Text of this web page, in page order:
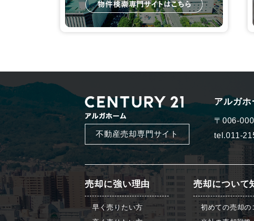
不動産売却専門サイト
アルガホ
〒006-
tel.011-
売却に強い理由
早く売りたい方
売却について
初めての売却の